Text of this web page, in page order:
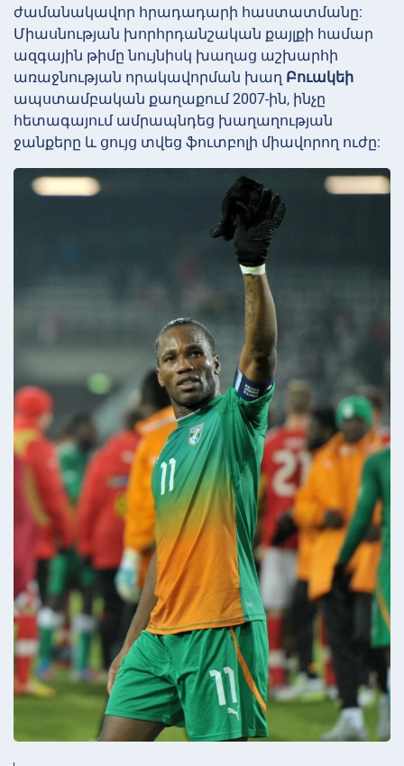
ժամանակավոր հրադադարի հաստատմանը:
Միասնության խորհրդանշական քայլքի համար
ազգային թիմը նույնիսկ խաղաց աշխարհի
առաջնության որակավորման խաղ Բուակեի
ապստամբական քաղաքում 2007-ին, ինչը
հետագայում ամրապնդեց խաղաղության
ջանքերը և ցույց տվեց ֆուտբոլի միավորող ուժը: